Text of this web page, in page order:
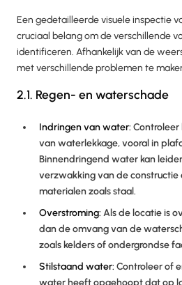
Een gedetailleerde visuele inspectie
cruciaal belang om de verschillende
identificeren. Afhankelijk van de
met verschillende problemen te
2.1. Regen- en waterschade
Indringen van water:
van waterlekkage, vooral in
Binnendringend water kan
verzwakking van de constructie
materialen zoals staal.
Overstroming: Als de locatie is
dan de omvang van de
zoals kelders of ondergrondse
Stilstaand water: Controleer of
water heeft opgehoopt dat op